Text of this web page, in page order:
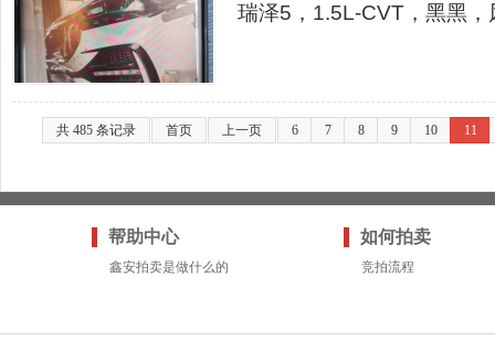
瑞泽5，1.5L-CVT，黑黑
共 485 条记录 首页 上一页 6 7 8 9 10 11
帮助中心
鑫安拍卖是做什么的
如何拍卖
竞拍流程